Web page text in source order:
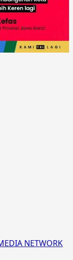
NETWORK